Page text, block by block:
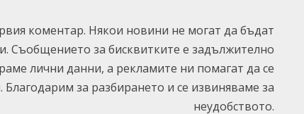
коментар. Някои новини не могат да бъдат
Съобщението за бисквитките е задължително
лични данни, а рекламите ни помагат да се
за разбирането и се извиняваме за
неудобството.